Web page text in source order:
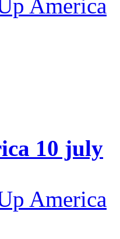
America
10 july
America